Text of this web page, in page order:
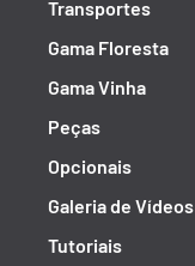
Transportes
Gama Floresta
Gama Vinha
Peças
Opcionais
Galeria de Vídeos
Tutoriais